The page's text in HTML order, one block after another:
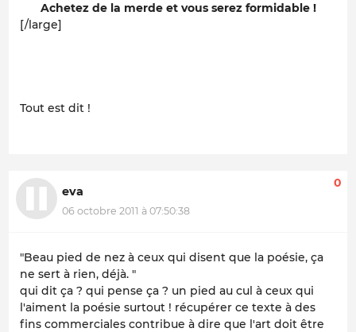
Achetez de la merde et vous serez formidable !
[/large]
Tout est dit !
eva
06 octobre 2011 à 07:50:38
0
"Beau pied de nez à ceux qui disent que la poésie, ça
ne sert à rien, déjà. "
qui dit ça ? qui pense ça ? un pied au cul à ceux qui
l'aiment la poésie surtout ! récupérer ce texte à des
fins commerciales contribue à dire que l'art doit être